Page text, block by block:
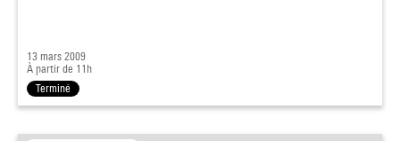
13 mars 2009
À partir de 11h
Terminé